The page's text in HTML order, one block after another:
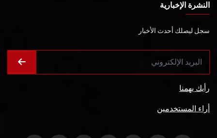
النشرة الإخبارية
سجل ليصلك أحدث الأخبار
رأيك يهمنا
أراء المستخدمين